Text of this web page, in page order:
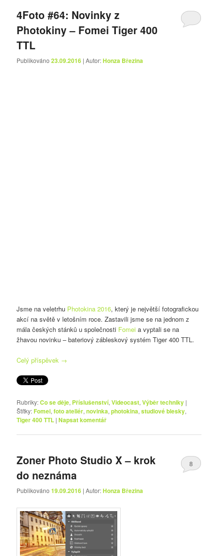
4Foto #64: Novinky z
Photokiny – Fomei Tiger 400
TTL
Publikováno23.09.2016 | Autor:Honza Březina
Jsme na veletrhu Photokina 2016, který je největší fotografickou
akcí na světě v letošním roce. Zastavili jsme se na jednom z
mála českých stánků u společnosti Fomei a vyptali se na
žhavou novinku – bateriový zábleskový systém Tiger 400 TTL.
Celý příspěvek →
Rubriky:Co se děje, Příslušenství,Videocast,Výběr techniky |
Štítky:Fomei,foto ateliér,novinka,photokina,studiové blesky,
Tiger 400 TTL |Napsat komentář
Zoner Photo Studio X – krok
do neznáma
Publikováno19.09.2016 | Autor:Honza Březina
8